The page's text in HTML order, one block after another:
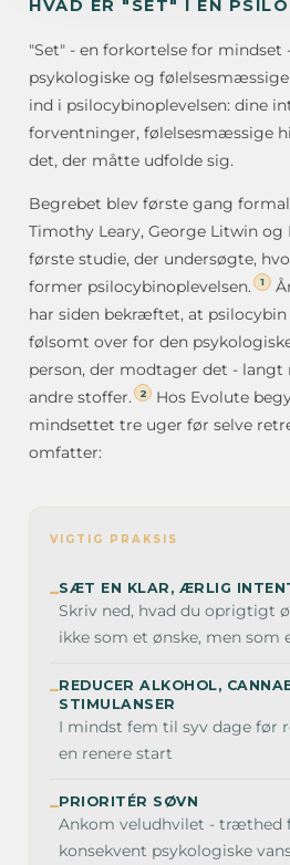
HVAD ER "SET" I EN
"Set" - en forkortelse for mindset
psykologiske og
ind i psilocybinoplevelsen: dine
forventninger, følelsesmæssige
det, der måtte udfolde sig.
Begrebet blev første gang
Timothy Leary, George Litwin og
første studie, der undersøgte,
former psilocybinoplevelsen.
1
har siden bekræftet, at
følsomt over for den
person, der modtager det - langt
andre stoffer.
2
Hos Evolute
mindsettet tre uger før selve
omfatter:
VIGTIG PRAKSIS
–SÆT EN KLAR, ÆRLIG
Skriv ned, hvad du oprigtigt
ikke som et ønske, men som
–REDUCER ALKOHOL,
STIMULANSER
I mindst fem til syv dage før
en renere start
–PRIORITÉR SØVN
Ankom veludhvilet - træthed
konsekvent psykologiske